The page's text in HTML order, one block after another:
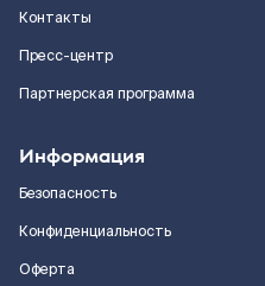
Контакты
Пресс-центр
Партнерская программа
Информация
Безопасность
Конфиденциальность
Оферта